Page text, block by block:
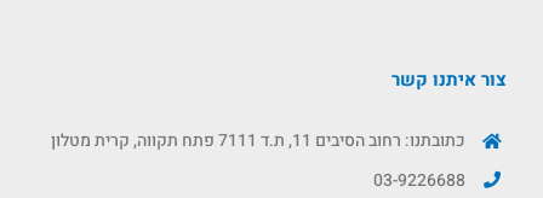
צור איתנו קשר
כתובתנו: רחוב הסיבים 11, ת.ד 7111 פתח תקווה, קרית מטלון
03-9226688